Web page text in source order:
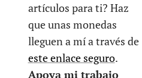
artículos para ti? Haz
que unas monedas
lleguen a mí a través de
este enlace seguro.
Apoya mi trabajo